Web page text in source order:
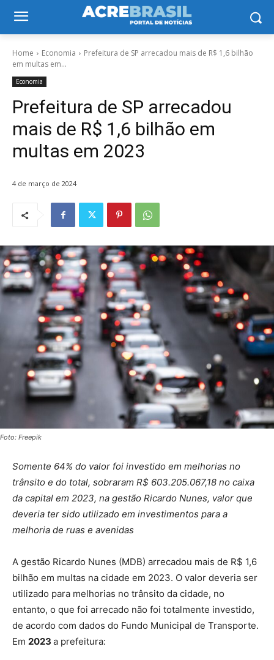
Home Economia
Prefeitura de SP arrecadou mais de R$ 1,6 bilhão
em multas em...
Economia
Prefeitura de SP arrecadou
mais de R$ 1,6 bilhão em
multas em 2023
4 de março de 2024
Foto: Freepik
Somente 64% do valor foi investido em melhorias no
trânsito e do total, sobraram R$ 603.205.067,18 no caixa
da capital em 2023, na gestão Ricardo Nunes, valor que
deveria ter sido utilizado em investimentos para a
melhoria de ruas e avenidas
A gestão Ricardo Nunes (MDB) arrecadou mais de R$ 1,6
bilhão em multas na cidade em 2023. O valor deveria ser
utilizado para melhorias no trânsito da cidade, no
entanto, o que foi arrecado não foi totalmente investido,
de acordo com dados do Fundo Municipal de Transporte.
Em 2023 a prefeitura: